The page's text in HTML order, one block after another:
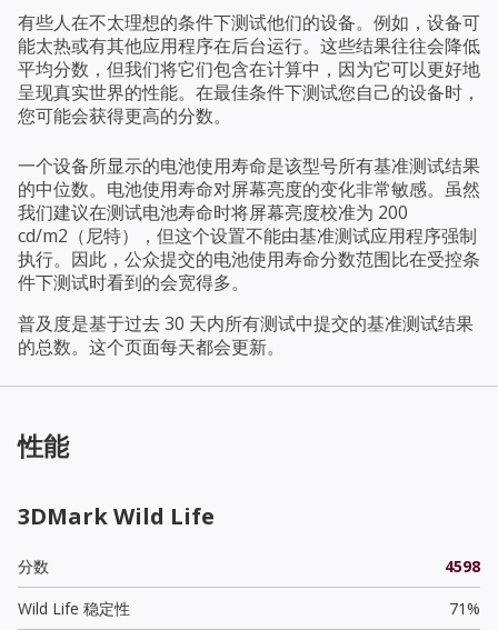
有些人在不太理想的条件下测试他们的设备。例如，设备可
能太热或有其他应用程序在后台运行。这些结果往往会降低
平均分数，但我们将它们包含在计算中，因为它可以更好地
呈现真实世界的性能。在最佳条件下测试您自己的设备时，
您可能会获得更高的分数。
一个设备所显示的电池使用寿命是该型号所有基准测试结果
的中位数。电池使用寿命对屏幕亮度的变化非常敏感。虽然
我们建议在测试电池寿命时将屏幕亮度校准为 200
cd/m2（尼特），但这个设置不能由基准测试应用程序强制
执行。因此，公众提交的电池使用寿命分数范围比在受控条
件下测试时看到的会宽得多。
普及度是基于过去 30 天内所有测试中提交的基准测试结果
的总数。这个页面每天都会更新。
性能
3DMark Wild Life
分数
4598
Wild Life 稳定性
71%